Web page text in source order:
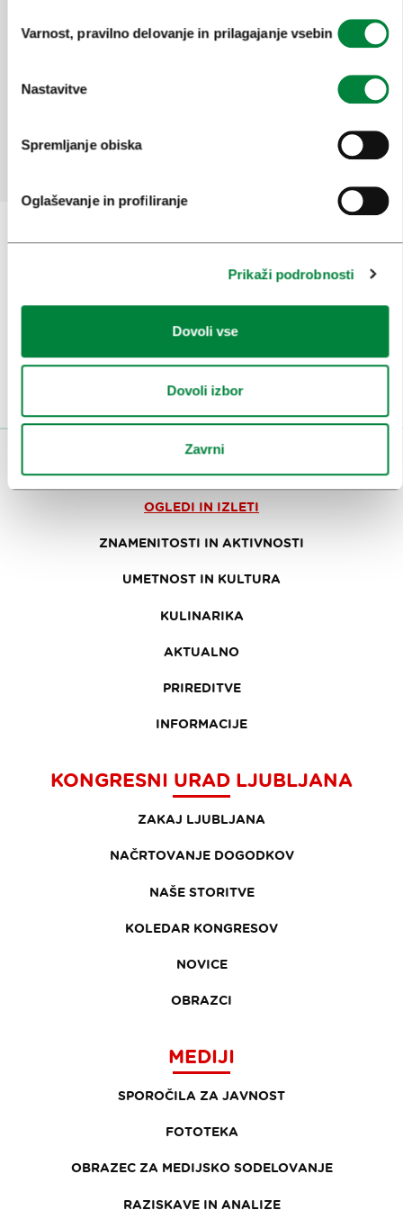
soglasja
Varnost, pravilno delovanje in prilagajanje vsebin
Nastavitve
Spremljanje obiska
Oglaševanje in profiliranje
Prikaži podrobnosti
Dovoli vse
Dovoli izbor
Zavrni
Pomagajte nam izboljšati spletno
mesto
Ste našli informacije, ki ste jih iskali?
Da Ne
e-novice
Ali nam sledi na:
OGLEDI IN IZLETI
ZNAMENITOSTI IN AKTIVNOSTI
UMETNOST IN KULTURA
KULINARIKA
AKTUALNO
PRIREDITVE
INFORMACIJE
KONGRESNI URAD LJUBLJANA
ZAKAJ LJUBLJANA
NAČRTOVANJE DOGODKOV
NAŠE STORITVE
KOLEDAR KONGRESOV
NOVICE
OBRAZCI
MEDIJI
SPOROČILA ZA JAVNOST
FOTOTEKA
OBRAZEC ZA MEDIJSKO SODELOVANJE
RAZISKAVE IN ANALIZE